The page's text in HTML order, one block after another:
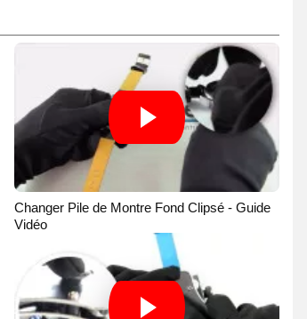
Changer Pile de Montre Fond Clipsé - Guide
Vidéo